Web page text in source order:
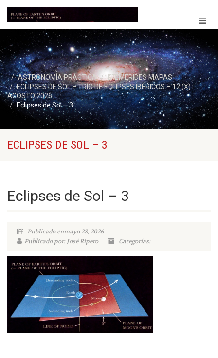
ASTRONOMÍA PRÁCTICA
EFEMERIDES MAPAS
ECLIPSES DE SOL – TRÍO DE ECLIPSES IBÉRICOS – 12 (X)
AGOSTO 2026
Eclipses de Sol – 3
ECLIPSES DE SOL – 3
Eclipses de Sol – 3
Publicado enmayo 28, 2026
Publicado por: José Ripero
Categorías: